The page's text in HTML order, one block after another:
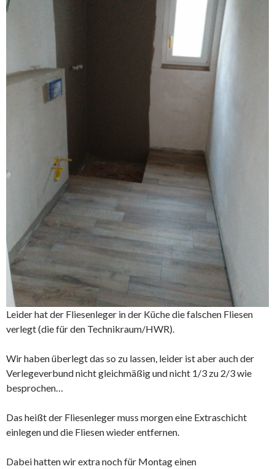
Leider hat der Fliesenleger in der Küche die falschen Fliesen
verlegt (die für den Technikraum/HWR).
Wir haben überlegt das so zu lassen, leider ist aber auch der
Verlegeverbund nicht gleichmäßig und nicht 1/3 zu 2/3 wie
besprochen…
Das heißt der Fliesenleger muss morgen eine Extraschicht
einlegen und die Fliesen wieder entfernen.
Dabei hatten wir extra noch für Montag einen